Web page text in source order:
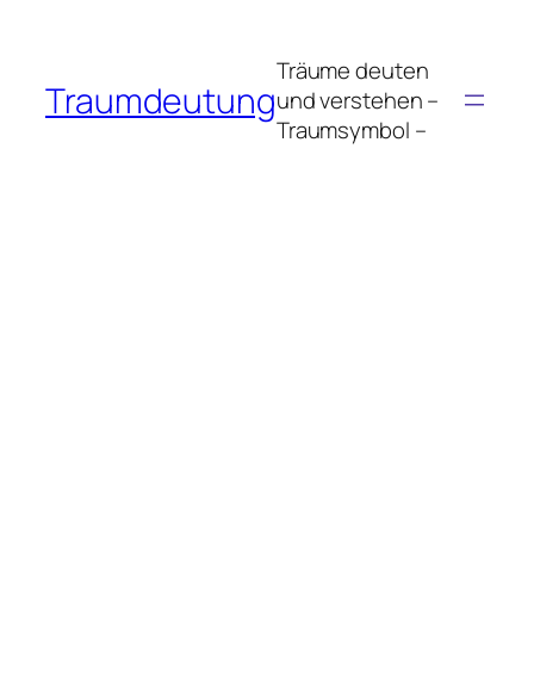
springen
Traumdeutung
Träume deuten
und verstehen –
Traumsymbol –